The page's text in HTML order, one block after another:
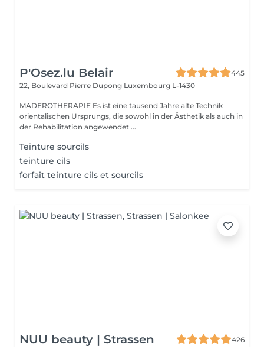
P'Osez.lu Belair
445
22, Boulevard Pierre Dupong Luxembourg L-1430
MADEROTHERAPIE Es ist eine tausend Jahre alte Technik
orientalischen Ursprungs, die sowohl in der Ästhetik als auch in
der Rehabilitation angewendet ...
Teinture sourcils
teinture cils
forfait teinture cils et sourcils
NUU beauty | Strassen
426